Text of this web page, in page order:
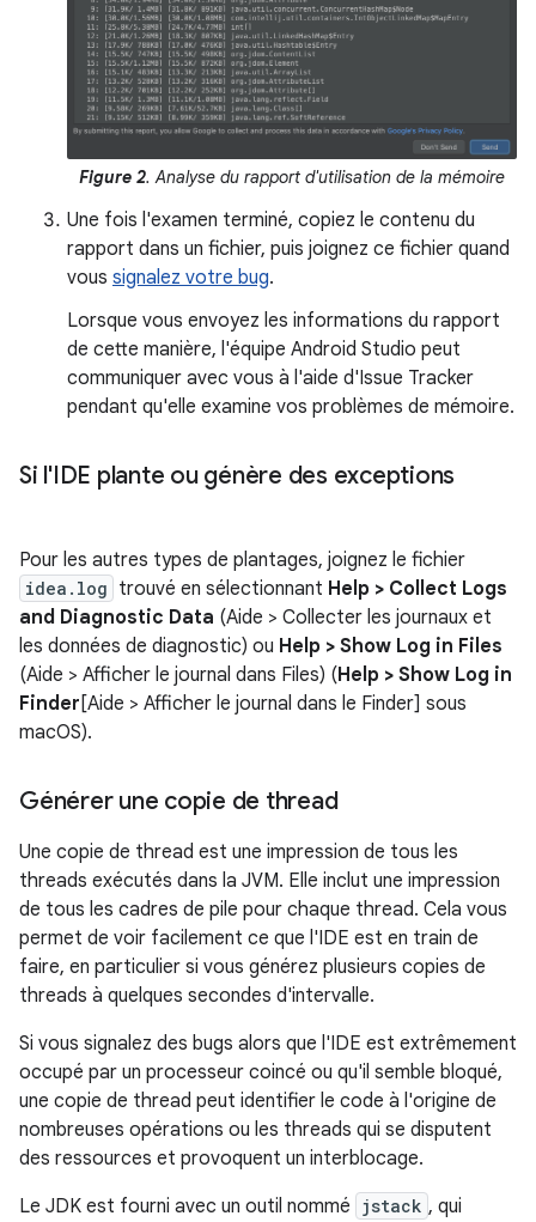
Figure 2. Analyse du rapport d'utilisation de la mémoire
Une fois l'examen terminé, copiez le contenu du
rapport dans un fichier, puis joignez ce fichier quand
vous signalez votre bug.
Lorsque vous envoyez les informations du rapport
de cette manière, l'équipe Android Studio peut
communiquer avec vous à l'aide d'Issue Tracker
pendant qu'elle examine vos problèmes de mémoire.
Si l'IDE plante ou génère des exceptions
Pour les autres types de plantages, joignez le fichier
idea.log trouvé en sélectionnant Help > Collect Logs
and Diagnostic Data (Aide > Collecter les journaux et
les données de diagnostic) ou Help > Show Log in Files
(Aide > Afficher le journal dans Files) (Help > Show Log in
Finder [Aide > Afficher le journal dans le Finder] sous
macOS).
Générer une copie de thread
Une copie de thread est une impression de tous les
threads exécutés dans la JVM. Elle inclut une impression
de tous les cadres de pile pour chaque thread. Cela vous
permet de voir facilement ce que l'IDE est en train de
faire, en particulier si vous générez plusieurs copies de
threads à quelques secondes d'intervalle.
Si vous signalez des bugs alors que l'IDE est extrêmement
occupé par un processeur coincé ou qu'il semble bloqué,
une copie de thread peut identifier le code à l'origine de
nombreuses opérations ou les threads qui se disputent
des ressources et provoquent un interblocage.
Le JDK est fourni avec un outil nommé jstack , qui